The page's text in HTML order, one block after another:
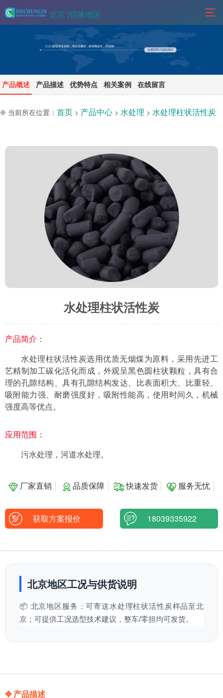
北京 |切换地区
产品概述 产品描述 优势特点 相关案例 在线留言
❊ 当前所在位置： 首页 > 产品中心 > 水处理 > 水处理柱状活性炭
水处理柱状活性炭
产品简介：
水处理柱状活性炭选用优质无烟煤为原料，采用先进工
艺精制加工碳化活化而成，外观呈黑色圆柱状颗粒，具有合
理的孔隙结构、具有孔隙结构发达、比表面积大、比重轻、
吸附能力强、耐磨强度好，吸附性能高，使用时间久，机械
强度高等优点。
应用范围：
污水处理，河道水处理。
厂家直销 品质保障 快速发货 服务无忧
获取方案报价 18039335922
北京地区工况与供货说明
📦 北京地区服务：可寄送水处理柱状活性炭样品至北
京；可提供工况选型技术建议，整车/零担均可发货。
✥ 产品描述